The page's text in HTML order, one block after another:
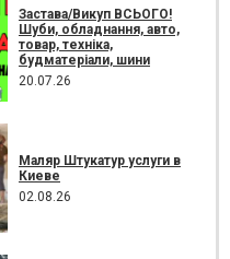
Застава/Викуп ВСЬОГО!
Шуби, обладнання, авто,
товар, техніка,
будматеріали, шини
20.07.26
Маляр Штукатур услуги в
Киеве
02.08.26